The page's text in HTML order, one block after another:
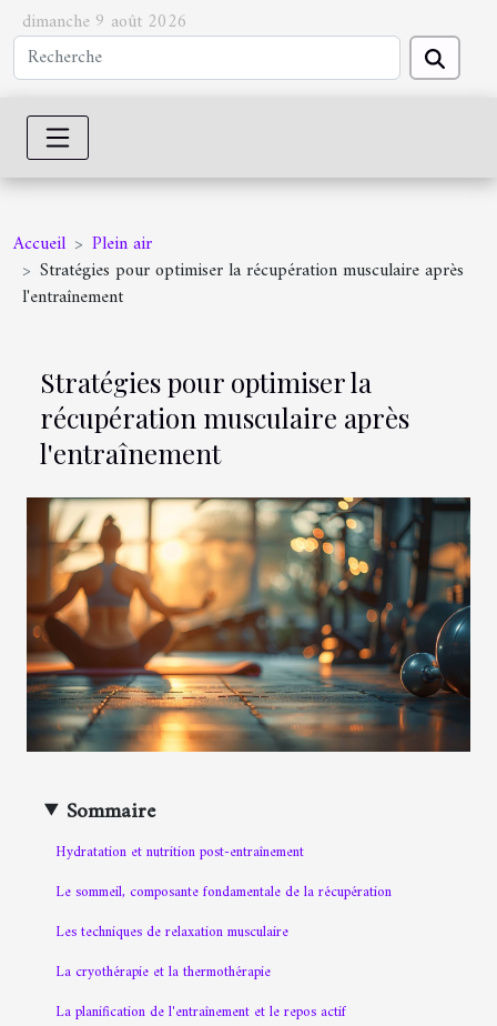
dimanche 9 août 2026
Accueil
Plein air
Stratégies pour optimiser la récupération musculaire après
l'entraînement
Stratégies pour optimiser la
récupération musculaire après
l'entraînement
Sommaire
Hydratation et nutrition post-entraînement
Le sommeil, composante fondamentale de la récupération
Les techniques de relaxation musculaire
La cryothérapie et la thermothérapie
La planification de l'entraînement et le repos actif